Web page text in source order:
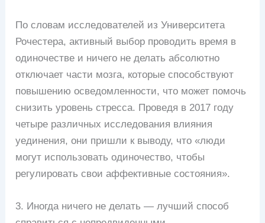
По словам исследователей из Университета
Рочестера, активный выбор проводить время в
одиночестве и ничего не делать абсолютно
отключает части мозга, которые способствуют
повышению осведомленности, что может помочь
снизить уровень стресса. Проведя в 2017 году
четыре различных исследования влияния
уединения, они пришли к выводу, что «люди
могут использовать одиночество, чтобы
регулировать свои аффективные состояния».
3. Иногда ничего не делать — лучший способ